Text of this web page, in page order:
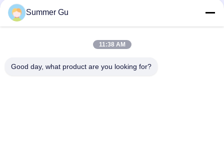
Summer Gu
11:38 AM
Good day, what product are you looking for?